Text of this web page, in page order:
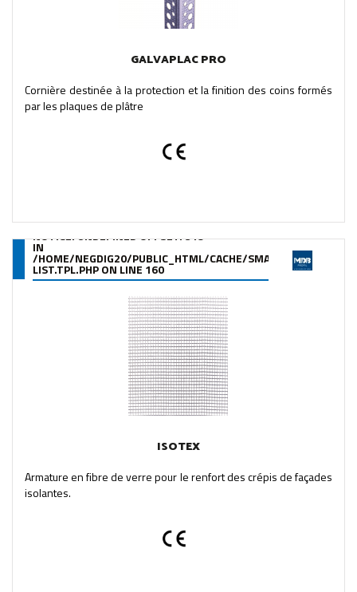
GALVAPLAC PRO
Cornière destinée à la protection et la finition des coins formés
par les plaques de plâtre
NOTICE: UNDEFINED OFFSET: 319
IN
/HOME/NEGDIG20/PUBLIC_HTML/CACHE/SMARTY/
LIST.TPL.PHPON LINE 160
ISOTEX
Armature en fibre de verre pour le renfort des crépis de façades
isolantes.